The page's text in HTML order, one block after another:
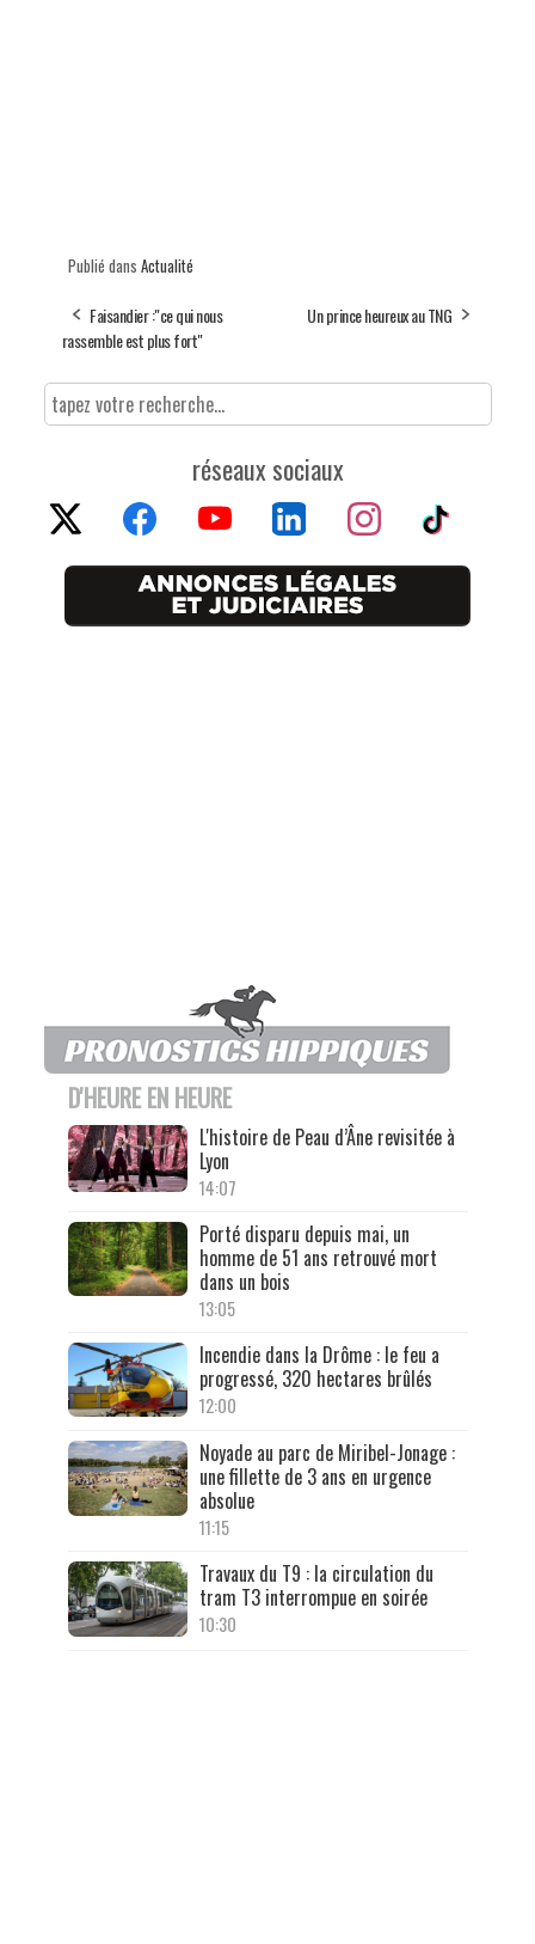
Publié dans Actualité
Faisandier :"ce qui nous
rassemble est plus fort"
Un prince heureux au TNG
réseaux sociaux
D'HEURE EN HEURE
L'histoire de Peau d’Âne revisitée à
Lyon
14:07
Porté disparu depuis mai, un
homme de 51 ans retrouvé mort
dans un bois
13:05
Incendie dans la Drôme : le feu a
progressé, 320 hectares brûlés
12:00
Noyade au parc de Miribel-Jonage :
une fillette de 3 ans en urgence
absolue
11:15
Travaux du T9 : la circulation du
tram T3 interrompue en soirée
10:30